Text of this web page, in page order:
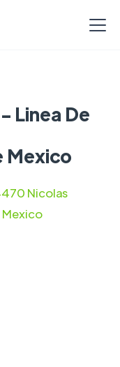
Linea De
Mexico
Nicolas
Mexico